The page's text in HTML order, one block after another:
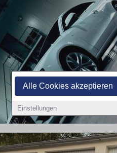
Alle Cookies akzeptieren
Einstellungen